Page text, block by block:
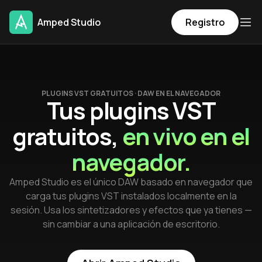
Amped Studio Registro
PLUGINS VST GRATUITOS · DAW EN EL NAVEGADOR
Tus plugins VST
gratuitos, en vivo en el
navegador.
Amped Studio es el único DAW basado en navegador que
carga tus plugins VST instalados localmente en la
sesión. Usa los sintetizadores y efectos que ya tienes —
sin cambiar a una aplicación de escritorio.